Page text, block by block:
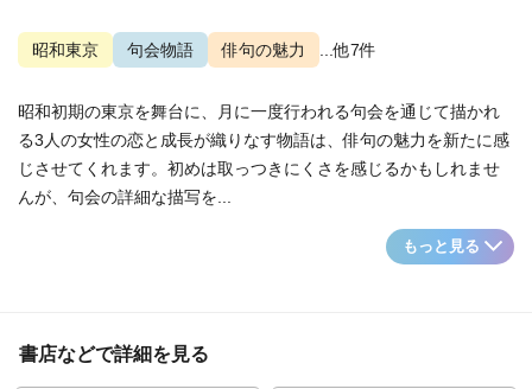
昭和東京 句会物語 俳句の魅力 ...他7件
昭和初期の東京を舞台に、月に一度行われる句会を通じて描かれ
る3人の女性の恋と成長が織りなす物語は、俳句の魅力を新たに感
じさせてくれます。初めは取っつきにくさを感じるかもしれませ
んが、句会の詳細な描写を...
もっと見る
書店などで詳細を見る